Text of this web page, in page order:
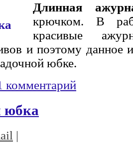
Длинная
крючком. В
красивые
и поэтому данное
юбке.
комментарий
юбка
|